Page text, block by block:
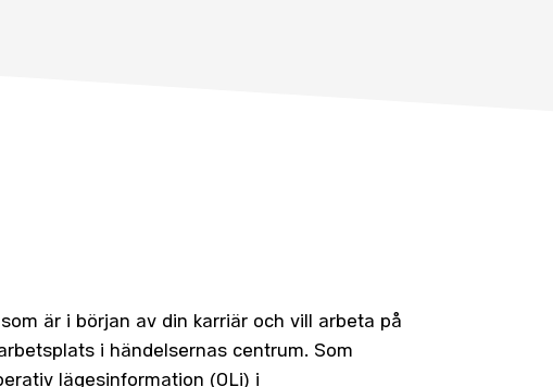
är i början av din karriär och vill arbeta på
i händelsernas centrum. Som
lägesinformation (OLi) i